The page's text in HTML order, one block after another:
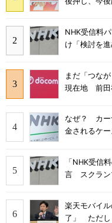
NHK受信料
け「検討を
まだ「つな
現在地 前田
なぜ？ カー
金されるケ
「NHK受信
言 スクラン
楽天モバイ
了」 ただし